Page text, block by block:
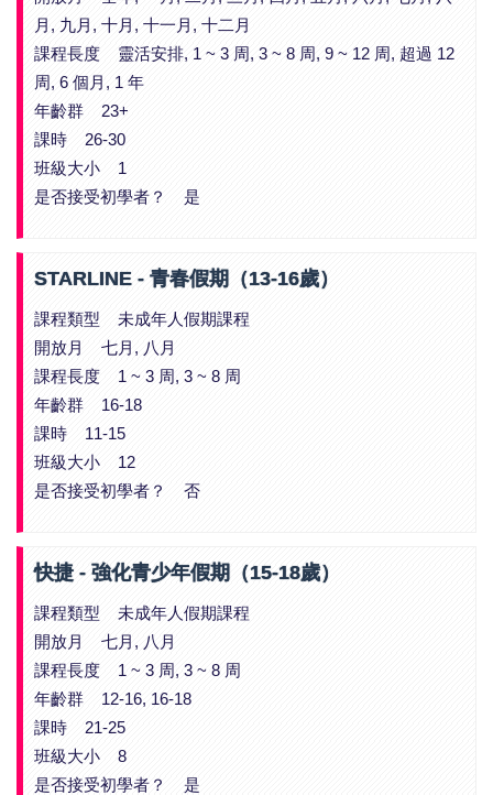
月, 九月, 十月, 十一月, 十二月
課程長度 靈活安排, 1 ~ 3 周, 3 ~ 8 周, 9 ~ 12 周, 超過 12
周, 6 個月, 1 年
年齡群 23+
課時 26-30
班級大小 1
是否接受初學者？ 是
STARLINE - 青春假期（13-16歲）
課程類型 未成年人假期課程
開放月 七月, 八月
課程長度 1 ~ 3 周, 3 ~ 8 周
年齡群 16-18
課時 11-15
班級大小 12
是否接受初學者？ 否
快捷 - 強化青少年假期（15-18歲）
課程類型 未成年人假期課程
開放月 七月, 八月
課程長度 1 ~ 3 周, 3 ~ 8 周
年齡群 12-16, 16-18
課時 21-25
班級大小 8
是否接受初學者？ 是